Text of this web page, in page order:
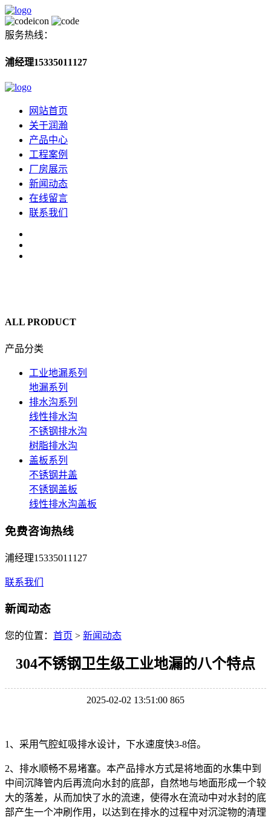
服务热线：
浦经理15335011127
网站首页
关于润瀚
产品中心
工程案例
厂房展示
新闻动态
在线留言
联系我们
ALL PRODUCT
产品分类
工业地漏系列
地漏系列
排水沟系列
线性排水沟
不锈钢排水沟
树脂排水沟
盖板系列
不锈钢井盖
不锈钢盖板
线性排水沟盖板
免费咨询热线
浦经理15335011127
联系我们
新闻动态
您的位置： 首页 > 新闻动态
304不锈钢卫生级工业地漏的八个特点
2025-02-02 13:51:00 865
1、采用气腔虹吸排水设计，下水速度快3-8倍。
2、排水顺畅不易堵塞。本产品排水方式是将地面的水集中到
中间沉降管内后再流向水封的底部，自然地与地面形成一个较
大的落差，从而加快了水的流速，使得水在流动中对水封的底
部产生一个冲刷作用，以达到在排水的过程中对沉淀物的清理